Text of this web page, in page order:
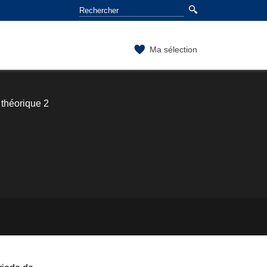
Ma sélection
2